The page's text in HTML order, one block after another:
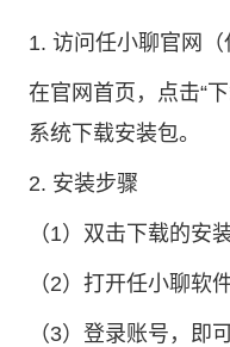
1. 访问 任小聊官网
在官网首页，点击“
系统下载安装包。
2. 安装步骤
（1）双击下载的安
（2）打开任小聊软
（3）登录账号，即